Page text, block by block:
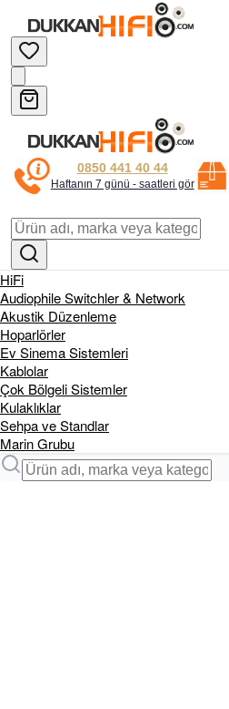
0850 441 40 44
Haftanın 7 günü - saatleri gör
HiFi
Audiophile Switchler & Network
Akustik Düzenleme
Hoparlörler
Ev Sinema Sistemleri
Kablolar
Çok Bölgeli Sistemler
Kulaklıklar
Sehpa ve Standlar
Marin Grubu